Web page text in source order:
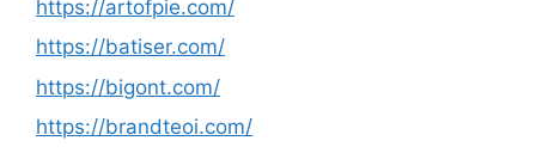
https://artofpie.com/
https://batiser.com/
https://bigont.com/
https://brandteoi.com/